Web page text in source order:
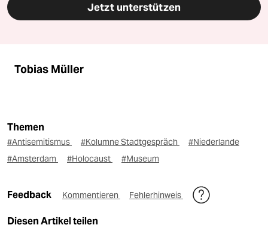
Jetzt unterstützen
Tobias Müller
Themen
#Antisemitismus #Kolumne Stadtgespräch
#Niederlande
#Amsterdam
#Holocaust #Museum
Feedback Kommentieren Fehlerhinweis
Diesen Artikel teilen